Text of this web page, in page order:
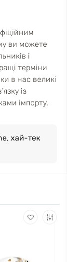
ви можете
і
терміни
в нас великі
із
імпорту.
, хай-тек